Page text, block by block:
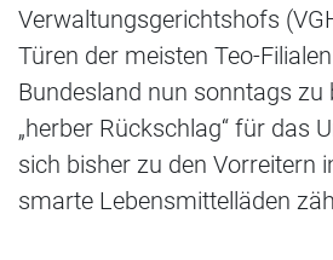
Verwaltungsgerichtshofs
Türen der meisten Teo-
Bundesland nun sonntags zu
„herber Rückschlag“ für das
sich bisher zu den Vorreitern
smarte Lebensmittelläden